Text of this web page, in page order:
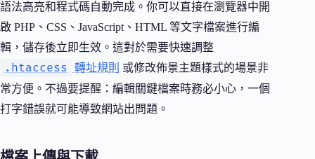
語法高亮和程式碼自動完成。你可以直接在瀏覽器中開
啟 PHP、CSS、JavaScript、HTML 等文字檔案進行編
輯，儲存後立即生效。這對於需要快速調整
.htaccess 轉址規則 或修改佈景主題樣式的場景非
常方便。不過要提醒：編輯關鍵檔案時務必小心，一個
打字錯誤就可能導致網站出問題。